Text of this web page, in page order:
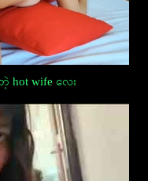
hot wife လေး